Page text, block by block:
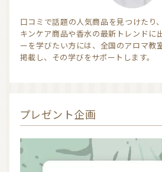
口コミで話題の人気商品を見つけたり、アロマ精油を使ったス
キンケア商品や香水の最新トレンド
ーを学びたい方には、全国のアロマ教
掲載し、その学びをサポートします。
プレゼント企画